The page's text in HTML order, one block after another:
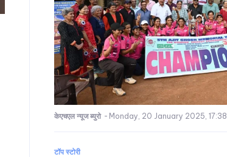
केएचएल न्यूज ब्युरो - Monday, 20 January 2025, 17:38
टॉप स्टोरी